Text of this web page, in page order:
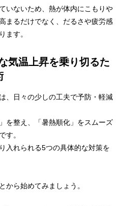
いないため、熱が体内にこもりや
まるだけでなく、だるさや疲労感
ます。
気温上昇を乗り切るた
、日々の少しの工夫で予防・軽減
を整え、「暑熱順化」をスムーズ
す。
入れられる5つの具体的な対策を
から始めてみましょう。